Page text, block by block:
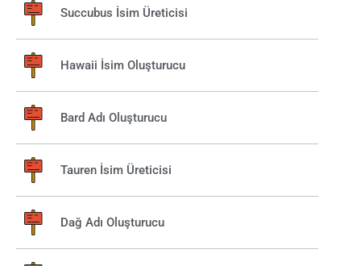
Succubus İsim Üreticisi
Hawaii İsim Oluşturucu
Bard Adı Oluşturucu
Tauren İsim Üreticisi
Dağ Adı Oluşturucu